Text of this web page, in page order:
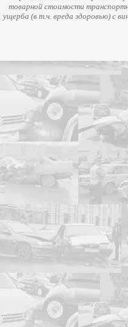
товарной стоимости
ущерба (в т.ч. вреда здоровью) с